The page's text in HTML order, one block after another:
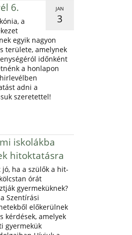
JAN
3
6.
a
egyik nagyon
területe, amelynek
időnként
a honlapon
adni a
szeretettel!
iskolákba
hitoktatásra
ha a szülők a hit-
órát
gyermeküknek?
Szentírási
előkerülnek
kérdések, amelyek
gyermekük